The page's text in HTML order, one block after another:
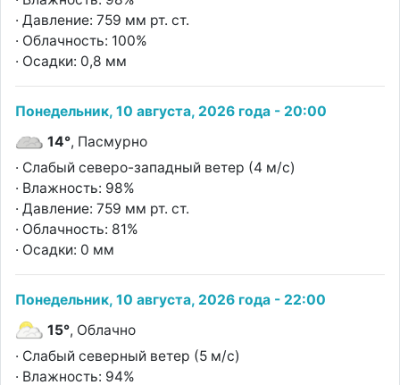
· Давление: 759 мм рт. ст.
· Облачность: 100%
· Осадки: 0,8 мм
Понедельник, 10 августа, 2026 года - 20:00
14°, Пасмурно
· Слабый северо-западный ветер (4 м/с)
· Влажность: 98%
· Давление: 759 мм рт. ст.
· Облачность: 81%
· Осадки: 0 мм
Понедельник, 10 августа, 2026 года - 22:00
15°, Облачно
· Слабый северный ветер (5 м/с)
· Влажность: 94%